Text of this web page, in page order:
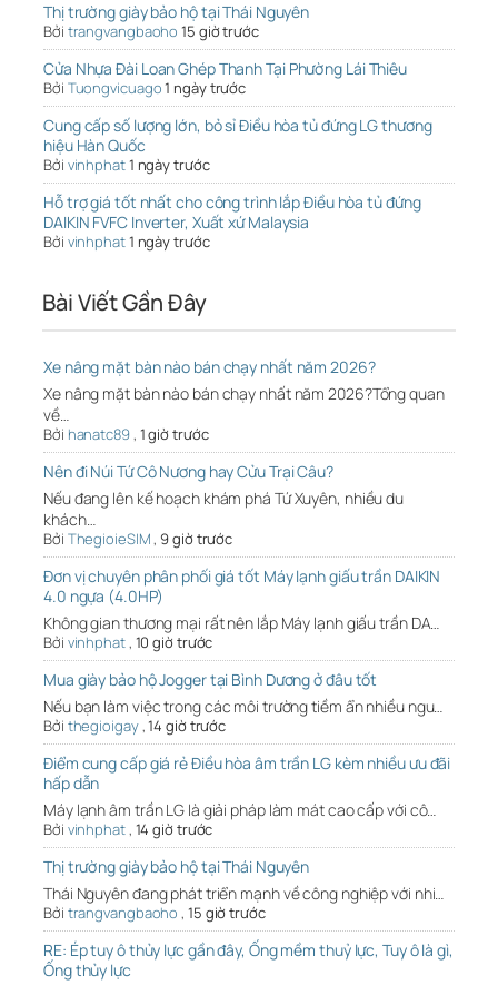
Thị trường giày bảo hộ tại Thái Nguyên
Bởi trangvangbaoho 15 giờ trước
Cửa Nhựa Đài Loan Ghép Thanh Tại Phường Lái Thiêu
Bởi Tuongvicuago1 ngày trước
Cung cấp số lượng lớn, bỏ sỉ Điều hòa tủ đứng LG thương
hiệu Hàn Quốc
Bởi vinhphat1 ngày trước
Hỗ trợ giá tốt nhất cho công trình lắp Điều hòa tủ đứng
DAIKIN FVFC Inverter, Xuất xứ Malaysia
Bởi vinhphat1 ngày trước
Bài Viết Gần Đây
Xe nâng mặt bàn nào bán chạy nhất năm 2026?
Xe nâng mặt bàn nào bán chạy nhất năm 2026?Tổng quan
về…
Bởi hanatc89, 1 giờ trước
Nên đi Núi Tứ Cô Nương hay Cửu Trại Câu?
Nếu đang lên kế hoạch khám phá Tứ Xuyên, nhiều du
khách…
Bởi ThegioieSIM,9 giờ trước
Đơn vị chuyên phân phối giá tốt Máy lạnh giấu trần DAIKIN
4.0 ngựa (4.0HP)
Không gian thương mại rất nên lắp Máy lạnh giấu trần DA…
Bởi vinhphat, 10 giờ trước
Mua giày bảo hộ Jogger tại Bình Dương ở đâu tốt
Nếu bạn làm việc trong các môi trường tiềm ẩn nhiều ngu…
Bởi thegioigay,14 giờ trước
Điểm cung cấp giá rẻ Điều hòa âm trần LG kèm nhiều ưu đãi
hấp dẫn
Máy lạnh âm trần LG là giải pháp làm mát cao cấp với cô…
Bởi vinhphat, 14 giờ trước
Thị trường giày bảo hộ tại Thái Nguyên
Thái Nguyên đang phát triển mạnh về công nghiệp với nhi…
Bởi trangvangbaoho , 15 giờ trước
RE: Ép tuy ô thủy lực gần đây, Ống mềm thuỷ lực, Tuy ô là gì,
Ống thủy lực